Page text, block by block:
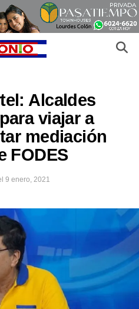
Alcaldes
viajar a
mediación
FODES
9 enero, 2021